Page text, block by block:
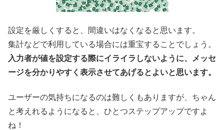
設定を厳しくすると、間違いはなくなると思います。
集計などで利用している場合には重宝することでしょう。
入力者が値を設定する際にイライラしないように、メッセ
ージを分かりやすく表示させてあげるとよいと思います。
ユーザーの気持ちになるのは難しくもありますが、ちゃん
と考えれるようになると、ひとつステップアップですよ
ね！